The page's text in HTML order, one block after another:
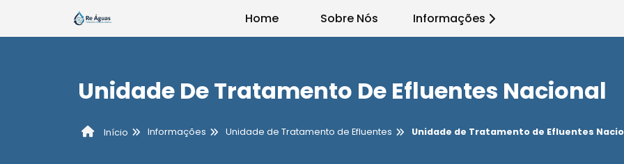
Home Sobre Nós Informações
Unidade De Tratamento De Efluentes Nacional
Início Informações Unidade de Tratamento de Efluentes Unidade de Tratamento de Efluentes